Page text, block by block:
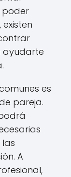
ayudarte
es
pareja.
A